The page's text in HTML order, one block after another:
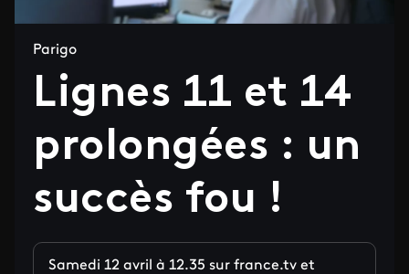
Parigo
Lignes 11 et 14
prolongées : un
succès fou !
Samedi 12 avril à 12.35 sur france.tv et